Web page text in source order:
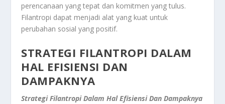
perencanaan yang tepat dan komitmen yang tulus.
Filantropi dapat menjadi alat yang kuat untuk
perubahan sosial yang positif.
STRATEGI FILANTROPI DALAM
HAL EFISIENSI DAN
DAMPAKNYA
Strategi Filantropi Dalam Hal Efisiensi Dan Dampaknya